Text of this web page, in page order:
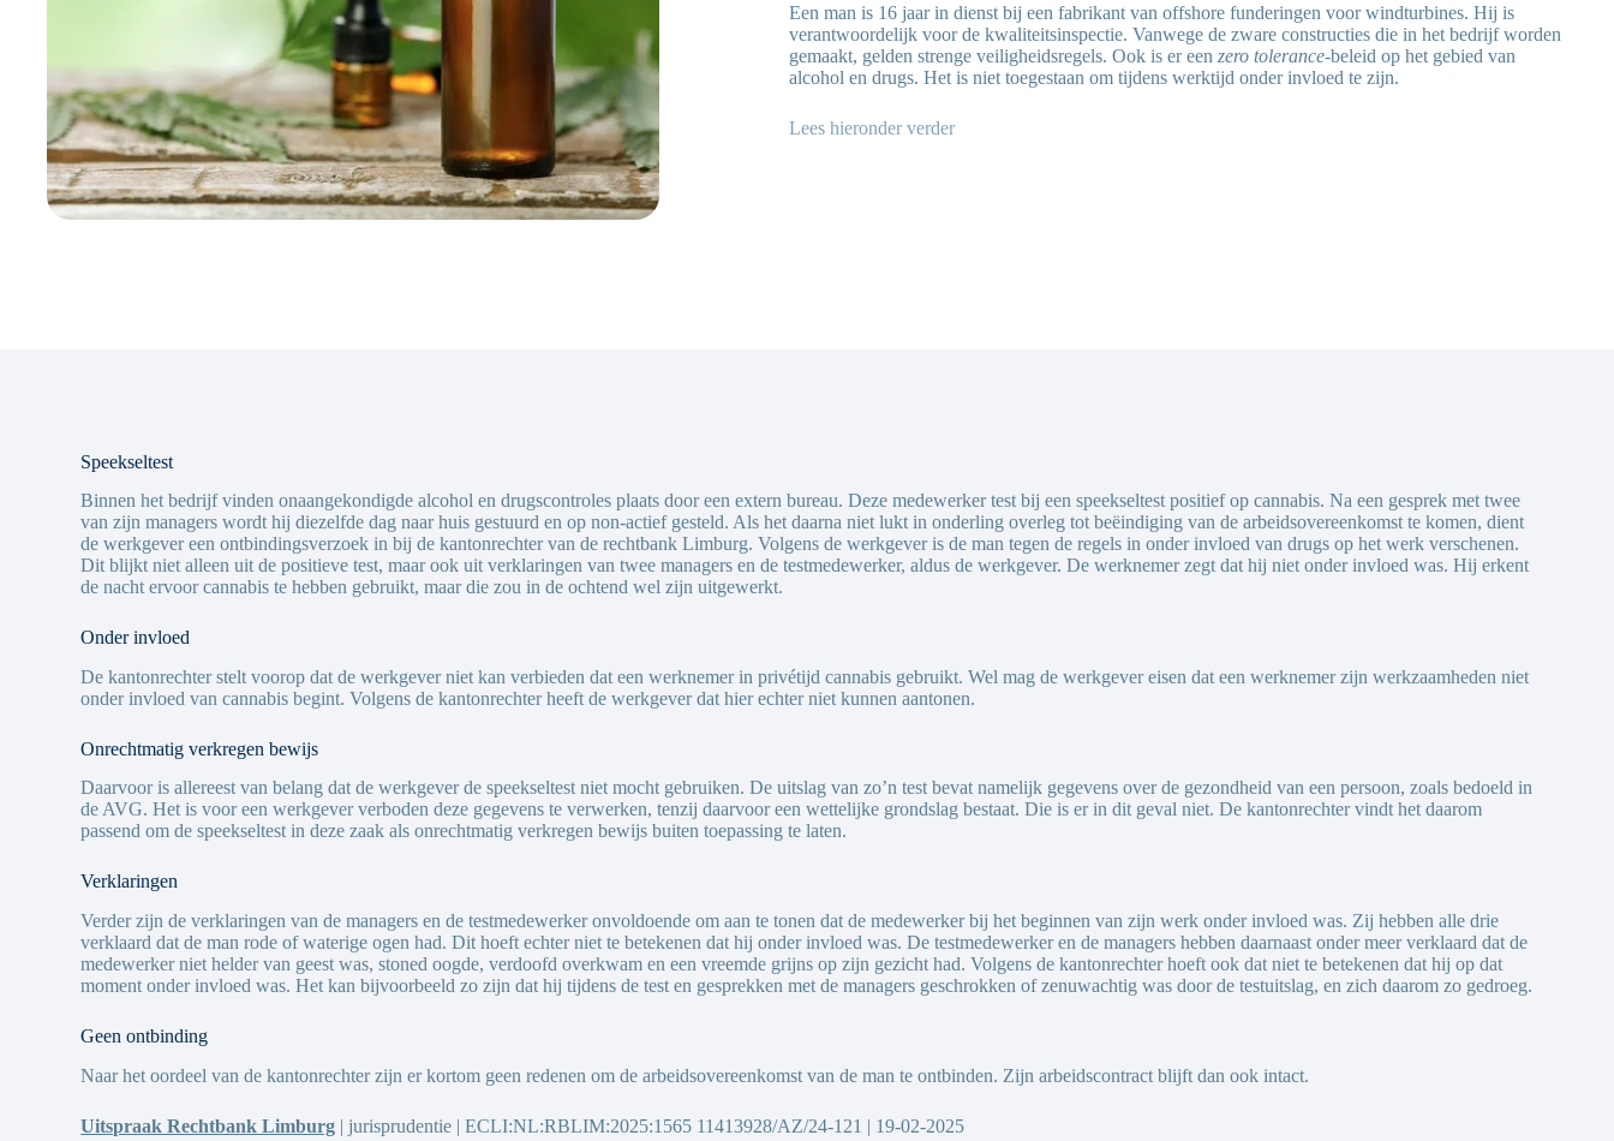
Een man is 16 jaar in dienst bij een fabrikant van offshore funderingen voor windturbines. Hij is
verantwoordelijk voor de kwaliteitsinspectie. Vanwege de zware constructies die in het bedrijf worden
gemaakt, gelden strenge veiligheidsregels. Ook is er eenzero tolerance-beleid op het gebied van
alcohol en drugs. Het is niet toegestaan om tijdens werktijd onder invloed te zijn.
Lees hieronder verder
Speekseltest
Binnen het bedrijf vinden onaangekondigde alcohol en drugscontroles plaats door een extern bureau. Deze medewerker test bij een speekseltest positief op cannabis. Na een gesprek met twee
van zijn managers wordt hij diezelfde dag naar huis gestuurd en op non-actief gesteld. Als het daarna niet lukt in onderling overleg tot beëindiging van de arbeidsovereenkomst te komen, dient
de werkgever een ontbindingsverzoek in bij de kantonrechter van de rechtbank Limburg. Volgens de werkgever is de man tegen de regels in onder invloed van drugs op het werk verschenen.
Dit blijkt niet alleen uit de positieve test, maar ook uit verklaringen van twee managers en de testmedewerker, aldus de werkgever. De werknemer zegt dat hij niet onder invloed was. Hij erkent
de nacht ervoor cannabis te hebben gebruikt, maar die zou in de ochtend wel zijn uitgewerkt.
Onder invloed
De kantonrechter stelt voorop dat de werkgever niet kan verbieden dat een werknemer in privétijd cannabis gebruikt. Wel mag de werkgever eisen dat een werknemer zijn werkzaamheden niet
onder invloed van cannabis begint. Volgens de kantonrechter heeft de werkgever dat hier echter niet kunnen aantonen.
Onrechtmatig verkregen bewijs
Daarvoor is allereest van belang dat de werkgever de speekseltest niet mocht gebruiken. De uitslag van zo’n test bevat namelijk gegevens over de gezondheid van een persoon, zoals bedoeld in
de AVG. Het is voor een werkgever verboden deze gegevens te verwerken, tenzij daarvoor een wettelijke grondslag bestaat. Die is er in dit geval niet. De kantonrechter vindt het daarom
passend om de speekseltest in deze zaak als onrechtmatig verkregen bewijs buiten toepassing te laten.
Verklaringen
Verder zijn de verklaringen van de managers en de testmedewerker onvoldoende om aan te tonen dat de medewerker bij het beginnen van zijn werk onder invloed was. Zij hebben alle drie
verklaard dat de man rode of waterige ogen had. Dit hoeft echter niet te betekenen dat hij onder invloed was. De testmedewerker en de managers hebben daarnaast onder meer verklaard dat de
medewerker niet helder van geest was, stoned oogde, verdoofd overkwam en een vreemde grijns op zijn gezicht had. Volgens de kantonrechter hoeft ook dat niet te betekenen dat hij op dat
moment onder invloed was. Het kan bijvoorbeeld zo zijn dat hij tijdens de test en gesprekken met de managers geschrokken of zenuwachtig was door de testuitslag, en zich daarom zo gedroeg.
Geen ontbinding
Naar het oordeel van de kantonrechter zijn er kortom geen redenen om de arbeidsovereenkomst van de man te ontbinden. Zijn arbeidscontract blijft dan ook intact.
Uitspraak Rechtbank Limburg | jurisprudentie | ECLI:NL:RBLIM:2025:1565 11413928/AZ/24-121 | 19-02-2025